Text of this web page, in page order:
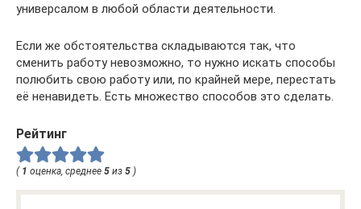
универсалом в любой области деятельности.
Если же обстоятельства складываются так, что
сменить работу невозможно, то нужно искать способы
полюбить свою работу или, по крайней мере, перестать
её ненавидеть. Есть множество способов это сделать.
Рейтинг
( 1 оценка, среднее 5 из 5 )